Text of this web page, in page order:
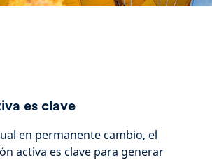
es clave
en permanente cambio, el
activa es clave para generar